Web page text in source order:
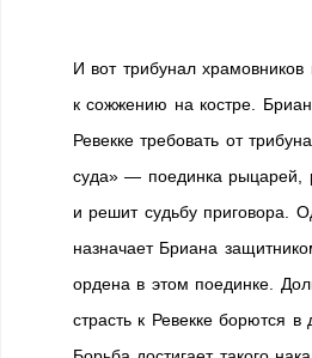
И вот трибунал храмовников
к сожжению на костре.
Ревекке требовать от
суда» — поединка рыцарей,
и решит судьбу приговора.
назначает Бриана
ордена в этом поединке.
страсть к Ревекке борются в